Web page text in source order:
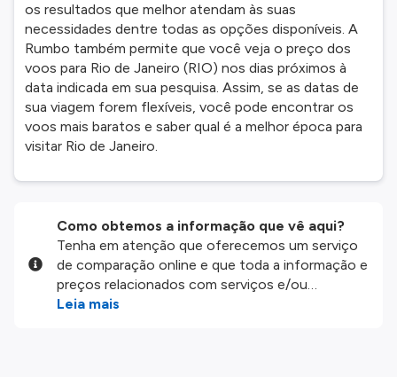
os resultados que melhor atendam às suas
necessidades dentre todas as opções disponíveis. A
Rumbo também permite que você veja o preço dos
voos para Rio de Janeiro (RIO) nos dias próximos à
data indicada em sua pesquisa. Assim, se as datas de
sua viagem forem flexíveis, você pode encontrar os
voos mais baratos e saber qual é a melhor época para
visitar Rio de Janeiro.
Como obtemos a informação que vê aqui?
Tenha em atenção que oferecemos um serviço
de comparação online e que toda a informação e
preços relacionados com serviços e/ou
produtos disponíveis no nosso website são
Leia mais